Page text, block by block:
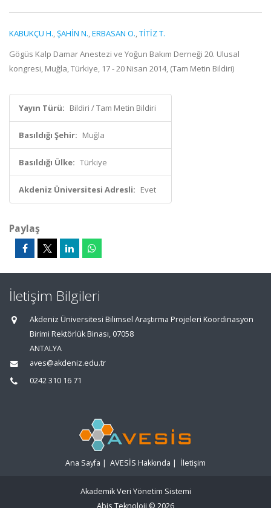
KABUKÇU H.,ŞAHİN N.,ERBASAN O.,TİTİZ T.
Gögüs Kalp Damar Anestezi ve Yoğun Bakım Derneği 20. Ulusal
kongresi, Muğla, Türkiye, 17 - 20 Nisan 2014, (Tam Metin Bildiri)
Yayın Türü: Bildiri / Tam Metin Bildiri
Basıldığı Şehir: Muğla
Basıldığı Ülke: Türkiye
Akdeniz Üniversitesi Adresli: Evet
Paylaş
İletişim Bilgileri
Akdeniz Üniversitesi Bilimsel Araştırma Projeleri Koordinasyon
Birimi Rektörlük Binası, 07058
ANTALYA
aves@akdeniz.edu.tr
0242 310 16 71
Ana Sayfa | AVESİS Hakkında | İletişim
Akademik Veri Yönetim Sistemi
Abis Teknoloji © 2026